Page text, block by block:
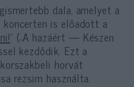
dala, amelyet a
is előadott a
” („A hazáért — Készen
kezdődik. Ezt a
horvát
rezsim használta.